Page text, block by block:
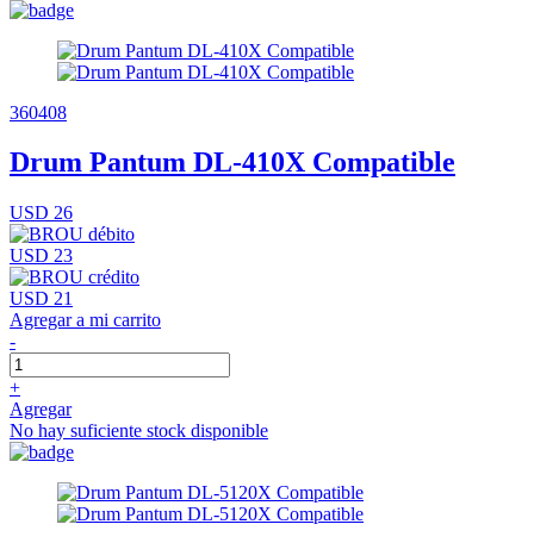
360408
Drum Pantum DL-410X Compatible
USD 26
USD 23
USD 21
Agregar a mi carrito
-
+
Agregar
No hay suficiente stock disponible